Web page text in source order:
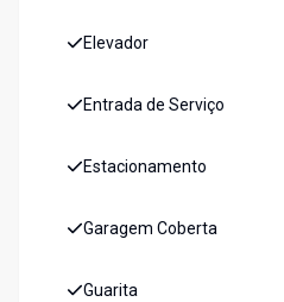
Elevador
Entrada de Serviço
Estacionamento
Garagem Coberta
Guarita